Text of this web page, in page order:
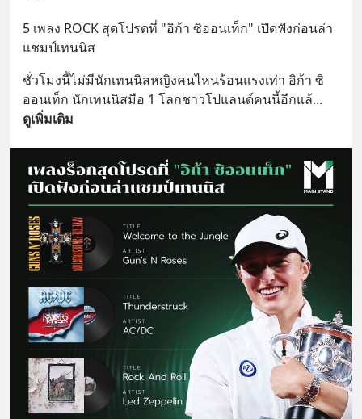
5 เพลง ROCK สุดโปรดที่ "อิก้า ซิออนเท็ก" เปิดฟังก่อนล่า
แชมป์เทนนิส
ชั่วโมงนี้ไม่มีนักเทนนิสหญิงคนไหนร้อนแรงเท่า อิก้า ซิ
ออนเท็ก นักเทนนิสมือ 1 โลกชาวโปแลนด์คนนี้อีกแล้...
ดูเพิ่มเติม